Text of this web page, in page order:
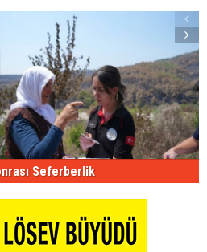
Seferberlik